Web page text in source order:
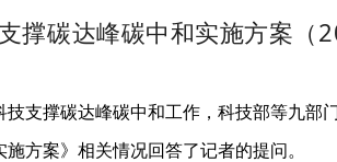
支撑碳达峰碳中和实施方案
撑碳达峰碳中和工作，科技部等九部
方案》相关情况回答了记者的提问。